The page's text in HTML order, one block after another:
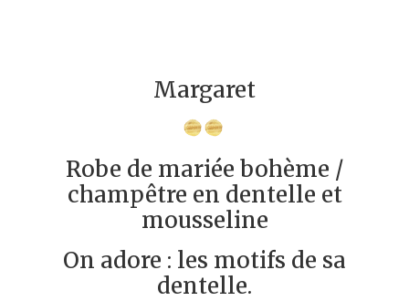
Margaret
Robe de mariée bohème /
champêtre en dentelle et
mousseline
On adore : les motifs de sa
dentelle.